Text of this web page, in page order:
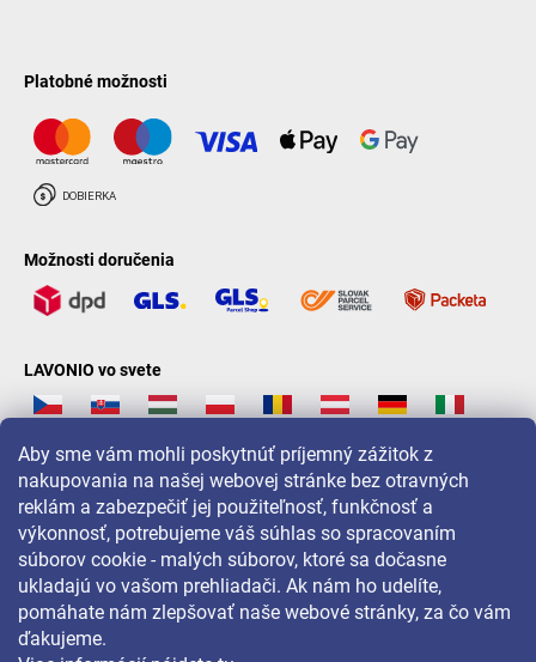
Aby sme vám mohli poskytnúť príjemný zážitok z
nakupovania na našej webovej stránke bez otravných
reklám a zabezpečiť jej použiteľnosť, funkčnosť a
výkonnosť, potrebujeme váš súhlas so spracovaním
súborov cookie - malých súborov, ktoré sa dočasne
ukladajú vo vašom prehliadači. Ak nám ho udelíte,
pomáhate nám zlepšovať naše webové stránky, za čo vám
ďakujeme.
Platobné možnosti
Možnosti doručenia
LAVONIO vo svete
Pre akcie, súťaže a zľavy nás sledujte na: